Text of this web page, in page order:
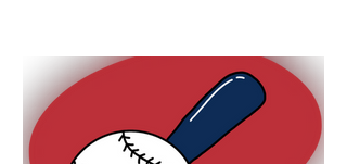
« je réponds ». La responsabilité
devient ainsi une véritable puissance
d’agir, dans nos vies comme en
entreprise.